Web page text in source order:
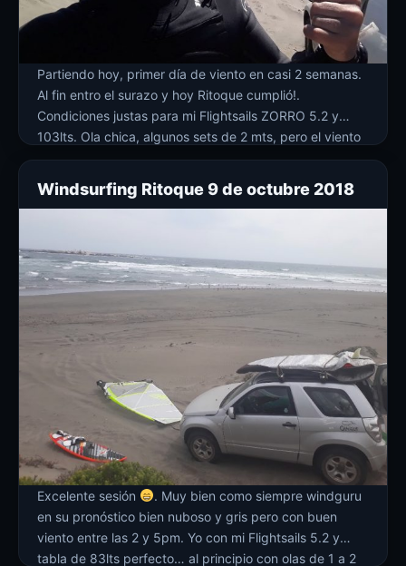
Partiendo hoy, primer día de viento en casi 2 semanas.
Al fin entro el surazo y hoy Ritoque cumplió!.
Condiciones justas para mi Flightsails ZORRO 5.2 y
103lts. Ola chica, algunos sets de 2 mts, pero el viento
en la orilla estaba arrachado… afuera fuerte, pero
Windsurfing Ritoque 9 de octubre 2018
Excelente sesión
. Muy bien como siempre windguru
en su pronóstico bien nuboso y gris pero con buen
viento entre las 2 y 5pm. Yo con mi Flightsails 5.2 y
tabla de 83lts perfecto… al principio con olas de 1 a 2